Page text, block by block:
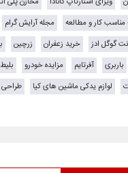
مناسب کار و مطالعه مجله آرایش گرام
گوگل ادز خرید زعفران زرچین
باربری آفرتایم مزایده خودرو
لوازم یدکی ماشین های کیا